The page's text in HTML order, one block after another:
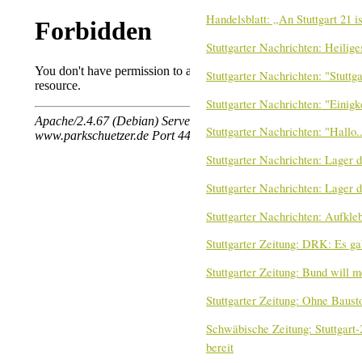
Handelsblatt: „An Stuttgart 21
Stuttgarter Nachrichten:
Stuttgarter Nachrichten:
Stuttgarter Nachrichten:
Stuttgarter Nachrichten:
Stuttgarter Nachrichten: Lager
Stuttgarter Nachrichten: Lager
Stuttgarter Nachrichten:
Stuttgarter Zeitung: DRK: Es
Stuttgarter Zeitung: Bund will
Stuttgarter Zeitung: Ohne
Schwäbische Zeitung:
bereit